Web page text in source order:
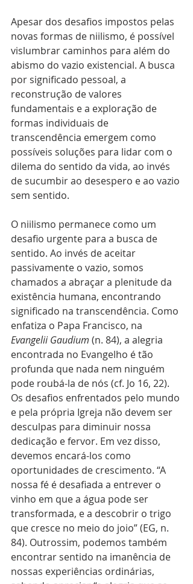
Apesar dos desafios impostos pelas
novas formas de niilismo, é possível
vislumbrar caminhos para além do
abismo do vazio existencial. A busca
por significado pessoal, a
reconstrução de valores
fundamentais e a exploração de
formas individuais de
transcendência emergem como
possíveis soluções para lidar com o
dilema do sentido da vida, ao invés
de sucumbir ao desespero e ao vazio
sem sentido.
O niilismo permanece como um
desafio urgente para a busca de
sentido. Ao invés de aceitar
passivamente o vazio, somos
chamados a abraçar a plenitude da
existência humana, encontrando
significado na transcendência. Como
enfatiza o Papa Francisco, na
Evangelii Gaudium (n. 84), a alegria
encontrada no Evangelho é tão
profunda que nada nem ninguém
pode roubá-la de nós (cf. Jo 16, 22).
Os desafios enfrentados pelo mundo
e pela própria Igreja não devem ser
desculpas para diminuir nossa
dedicação e fervor. Em vez disso,
devemos encará-los como
oportunidades de crescimento. “A
nossa fé é desafiada a entrever o
vinho em que a água pode ser
transformada, e a descobrir o trigo
que cresce no meio do joio” (EG, n.
84). Outrossim, podemos também
encontrar sentido na imanência de
nossas experiências ordinárias,